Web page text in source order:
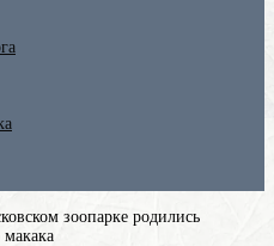
зоопарке родились
макака